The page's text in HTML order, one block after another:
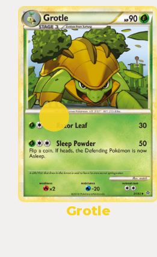
Grotle